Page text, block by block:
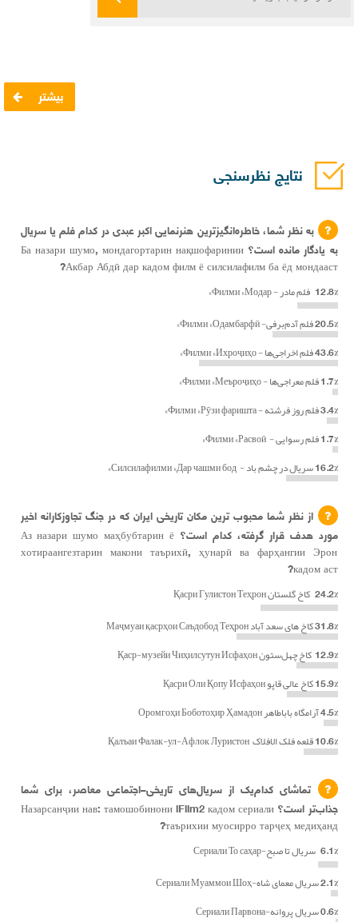
بیشتر
نتایج نظرسنجی
به نظر شما، خاطره‌انگیزترین هنرنمایی اکبر عبدی در کدام فلم یا سریال
به یادگار مانده است؟ Ба назари шумо, мондагортарин нақшофаринии
Акбар Абдӣ дар кадом филм ё силсилафилм ба ёд мондааст?
12.8% فلم مادر - Филми «Модар»
20.5%فلم آدم‌برفی- Филми «Одамбарфӣ»
43.6%فلم اخراجی‌ها - Филми «Ихроҷиҳо»
1.7%فلم معراجی‌ها - Филми «Меъроҷиҳо»
3.4%فلم روز فرشته - Филми «Рӯзи фаришта»
1.7%فلم رسوایی - Филми «Расвоӣ»
16.2%سریال در چشم باد - Силсилафилми «Дар чашми бод»
از نظر شما محبوب ترین مکان تاریخی ایران که در جنگ تجاوزکارانه اخیر
مورد هدف قرار گرفته، کدام است؟ Аз назари шумо маҳбубтарин ё
хотираангезтарин макони таърихӣ, ҳунарӣ ва фарҳангии Эрон
кадом аст?
24.2% کاخ گلستان Қасри Гулистон Теҳрон
31.8%کاخ های سعد آباد Маҷмуаи қасрҳои Саъдобод Теҳрон
12.9% کاخ چهل‌ستون Қаср-музейи Чиҳилсутун Исфаҳон
15.9%کاخ عالی قاپو Қасри Оли Қопу Исфаҳон
4.5%آرامگاه باباطاهر Оромгоҳи Боботоҳир Ҳамадон
10.6%قلعه فلک الافلاک Қалъаи Фалак-ул-Афлок Луристон
تماشای کدام‌یک از سریال‌های تاریخی–اجتماعی معاصر، برای شما
جذاب‌تر است؟ Назарсанҷии нав: тамошобинони iFilm2 кадом сериали
таърихии муосирро тарҷеҳ медиҳанд?
6.1% سریال تا صبح-Сериали То саҳар
2.1%سریال معمای شاه-Сериали Муаммои Шоҳ
0.6%سریال پروانه-Сериали Парвона